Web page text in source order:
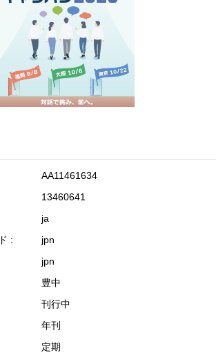
AA11461634
13460641
ja
jpn
jpn
豊中
刊行中
年刊
定期